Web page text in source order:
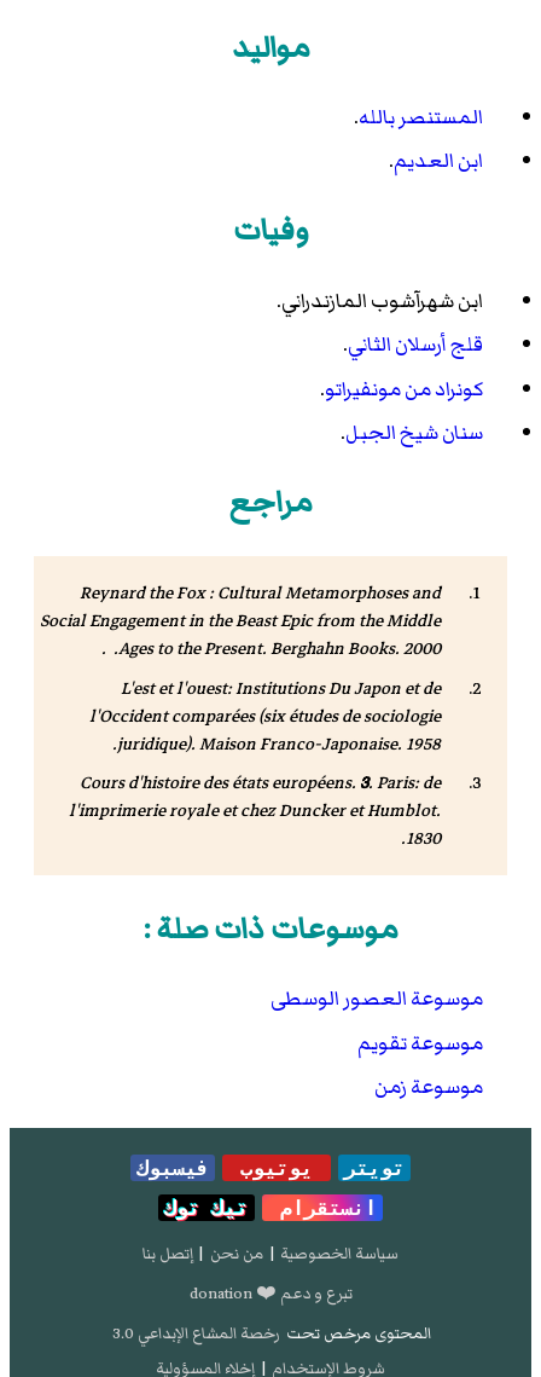
مواليد
المستنصر بالله.
ابن العديم.
وفيات
ابن شهرآشوب المازندراني.
قلج أرسلان الثاني.
كونراد من مونفيراتو.
سنان شيخ الجبل.
مراجع
Reynard the Fox : Cultural Metamorphoses and
Social Engagement in the Beast Epic from the Middle
Ages to the Present. Berghahn Books. 2000. .
L'est et l'ouest: Institutions Du Japon et de
l'Occident comparées (six études de sociologie
juridique). Maison Franco-Japonaise. 1958.
Cours d'histoire des états européens. 3. Paris: de
l'imprimerie royale et chez Duncker et Humblot.
1830.
موسوعات ذات صلة :
موسوعة العصور الوسطى
موسوعة تقويم
موسوعة زمن
تويتر يوتيوب
فيسبوك
انستقرام
تيك توك
سياسة الخصوصية | من نحن | إتصل بنا
تبرع و دعم ❤️ donation
المحتوى مرخص تحت رخصة المشاع الإبداعي 3.0
شروط الإستخدام | إخلاء المسؤولية